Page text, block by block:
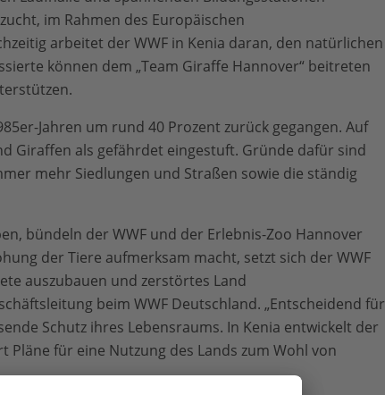
im Rahmen des Europäischen
arbeitet der WWF in Kenia daran, den natürlichen
können dem „Team Giraffe Hannover“ beitreten
Jahren um rund 40 Prozent zurück gegangen. Auf
Giraffen als gefährdet eingestuft. Gründe dafür sind
mehr Siedlungen und Straßen sowie die ständig
bündeln der WWF und der Erlebnis-Zoo Hannover
der Tiere aufmerksam macht, setzt sich der WWF
auszubauen und zerstörtes Land
beim WWF Deutschland. „Entscheidend für
Schutz ihres Lebensraums. In Kenia entwickelt der
für eine Nutzung des Lands zum Wohl von